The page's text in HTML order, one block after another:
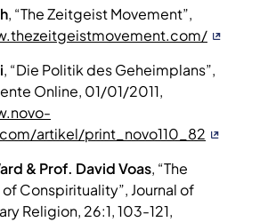
, “The Zeitgeist Movement”,
, “Die Politik des Geheimplans”,
Online, 01/01/2011,
artikel/print_novo110_82
& Prof. David Voas, “The
Conspirituality”, Journal of
Religion, 26:1, 103-121,